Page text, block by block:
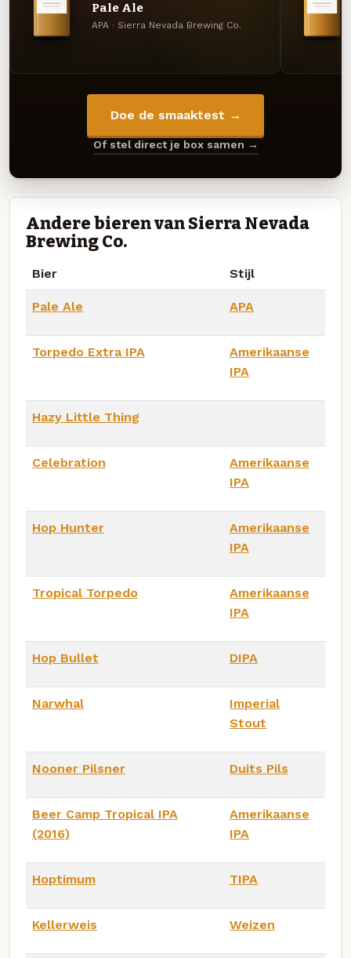
Pale Ale
APA · Sierra Nevada Brewing Co.
Doe de smaaktest →
Of stel direct je box samen →
Andere bieren van Sierra Nevada
Brewing Co.
Bier Stijl
Pale Ale APA
Torpedo Extra IPA
Amerikaanse
IPA
Hazy Little Thing
Celebration
Amerikaanse
IPA
Hop Hunter
Amerikaanse
IPA
Tropical Torpedo
Amerikaanse
IPA
Hop Bullet DIPA
Narwhal
Imperial
Stout
Nooner Pilsner Duits Pils
Beer Camp Tropical IPA
(2016)
Amerikaanse
IPA
Hoptimum TIPA
Kellerweis Weizen